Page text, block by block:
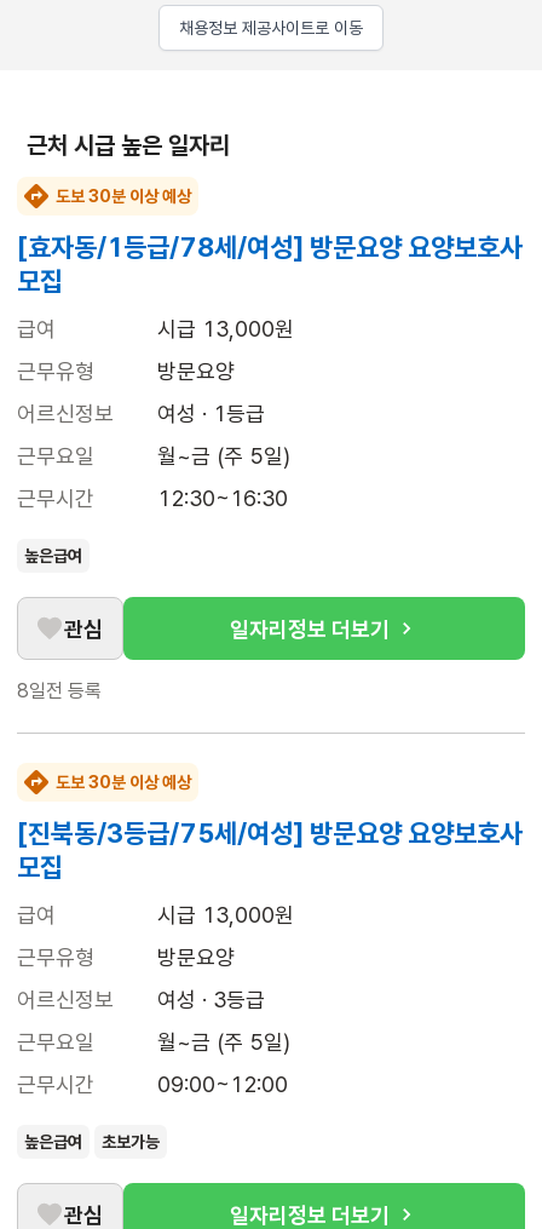
채용정보 제공사이트로 이동
근처 시급 높은 일자리
도보 30분 이상 예상
[효자동/1등급/78세/여성] 방문요양 요양보호사
모집
급여
시급 13,000원
근무유형
방문요양
어르신정보
여성 · 1등급
근무요일
월~금 (주 5일)
근무시간
12:30~16:30
높은급여
관심 일자리정보 더보기
8일전 등록
도보 30분 이상 예상
[진북동/3등급/75세/여성] 방문요양 요양보호사
모집
급여
시급 13,000원
근무유형
방문요양
어르신정보
여성 · 3등급
근무요일
월~금 (주 5일)
근무시간
09:00~12:00
높은급여 초보가능
관심 일자리정보 더보기